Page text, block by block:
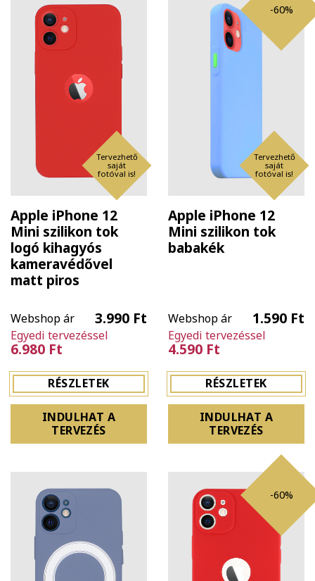
Tervezhető
saját
fotóval is!
Apple iPhone 12
Mini szilikon tok
logó kihagyós
kameravédővel
matt piros
Webshop ár 3.990 Ft
Egyedi tervezéssel
6.980 Ft
RÉSZLETEK
INDULHAT A
TERVEZÉS
-60%
Tervezhető
saját
fotóval is!
Apple iPhone 12
Mini szilikon tok
babakék
Webshop ár 1.590 Ft
Egyedi tervezéssel
4.590 Ft
RÉSZLETEK
INDULHAT A
TERVEZÉS
-60%